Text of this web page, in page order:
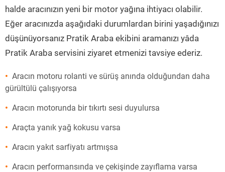
halde aracınızın yeni bir motor yağına ihtiyacı olabilir.
Eğer aracınızda aşağıdaki durumlardan birini yaşadığınızı
düşünüyorsanız Pratik Araba ekibini aramanızı yâda
Pratik Araba servisini ziyaret etmenizi tavsiye ederiz.
Aracın motoru rolanti ve sürüş anında olduğundan daha
gürültülü çalışıyorsa
Aracın motorunda bir tıkırtı sesi duyulursa
Araçta yanık yağ kokusu varsa
Aracın yakıt sarfiyatı artmışsa
Aracın performansında ve çekişinde zayıflama varsa